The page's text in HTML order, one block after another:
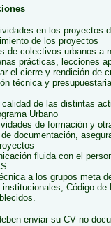
en los proyectos
de los proyectos
de colectivos urbanos a
prácticas, lecciones
el cierre y rendición de
técnica y
calidad de las distintas
Urbano
de formación y
documentación,
fluida con el
a los grupos meta
Código de
enviar su CV no